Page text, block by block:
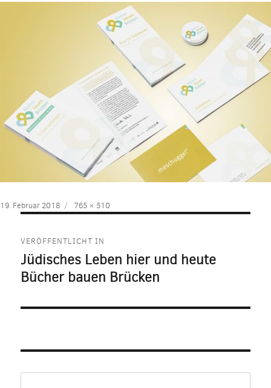
Veröffentlicht
19. Februar 2018
Volle
Größe
765 × 510
VERÖFFENTLICHT IN
Jüdisches Leben hier und heute
Bücher bauen Brücken